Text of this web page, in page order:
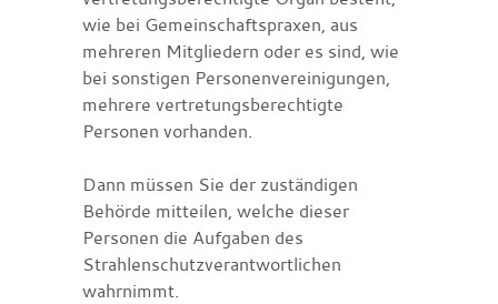
wie bei Gemeinschaftspraxen, aus
mehreren Mitgliedern oder es sind, wie
bei sonstigen Personenvereinigungen,
mehrere vertretungsberechtigte
Personen vorhanden.
Dann müssen Sie der zuständigen
Behörde mitteilen, welche dieser
Personen die Aufgaben des
Strahlenschutzverantwortlichen
wahrnimmt.